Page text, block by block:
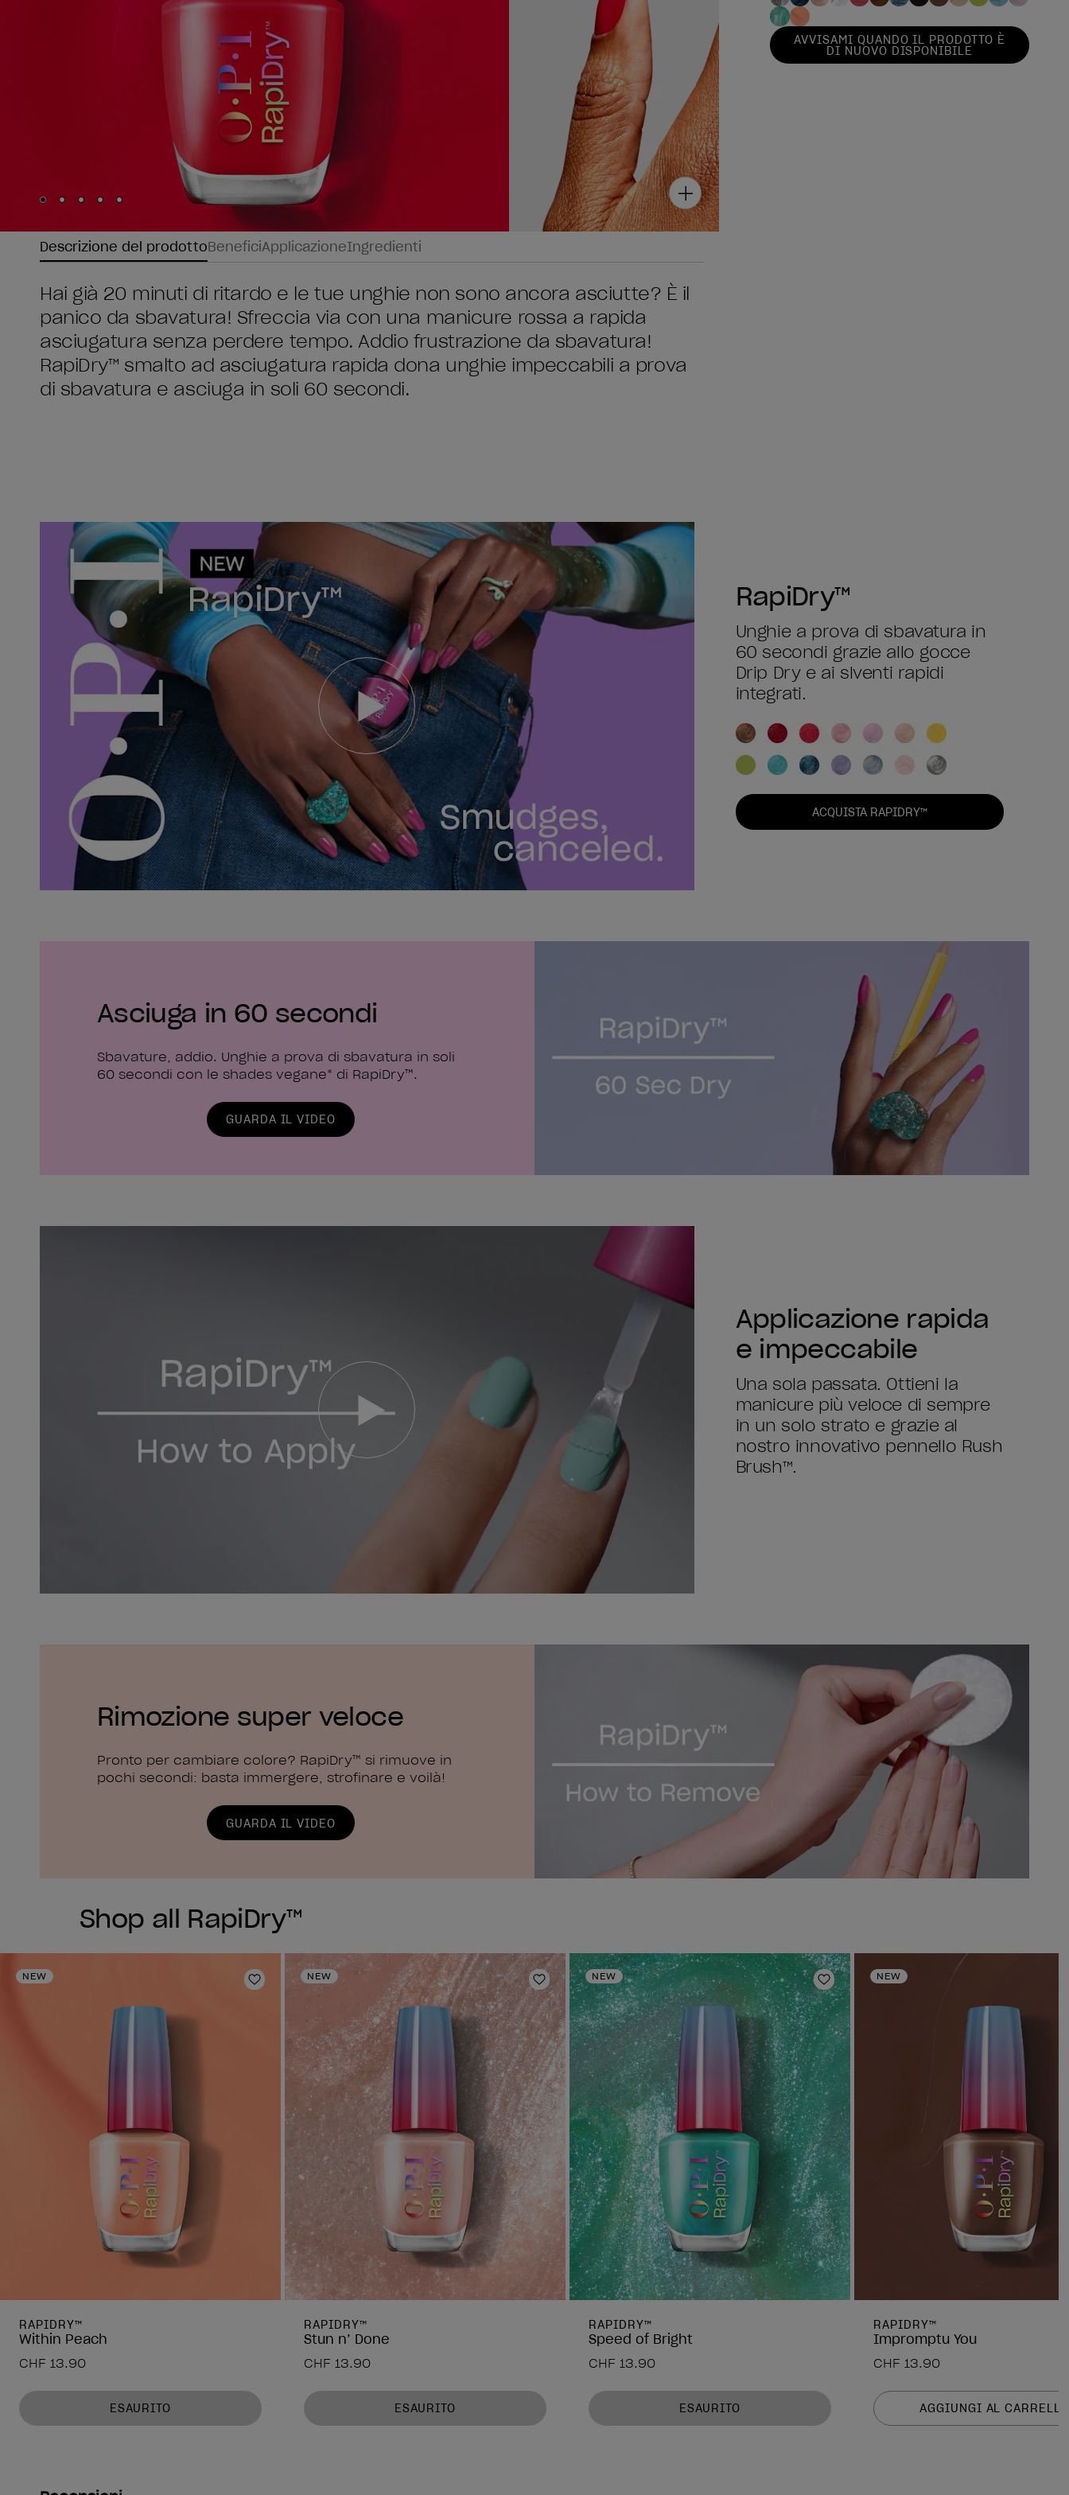
Skip to slide
Skip to slide
Skip to slide
Skip to slide 4
Skip to slide5
AVVISAMI QUANDO IL PRODOTTO È
DI NUOVO DISPONIBILE
Descrizione del prodottoBeneficiApplicazioneIngredienti
Hai già 20 minuti di ritardo e le tue unghie non sono ancora asciutte? È il
panico da sbavatura! Sfreccia via con una manicure rossa a rapida
asciugatura senza perdere tempo. Addio frustrazione da sbavatura!
RapiDry™ smalto ad asciugatura rapida dona unghie impeccabili a prova
di sbavatura e asciuga in soli 60 secondi.
RapiDry™
Unghie a prova di sbavatura in
60 secondi grazie allo gocce
Drip Dry e ai slventi rapidi
integrati.
ACQUISTA RAPIDRY™
Asciuga in 60 secondi
Sbavature, addio. Unghie a prova di sbavatura in soli
60 secondi con le shades vegane* di RapiDry™.
GUARDA IL VIDEO
Applicazione rapida
e impeccabile
Una sola passata. Ottieni la
manicure più veloce di sempre
in un solo strato e grazie al
nostro innovativo pennello Rush
Brush™.
Rimozione super veloce
Pronto per cambiare colore? RapiDry™ si rimuove in
pochi secondi: basta immergere, strofinare e voilà!
GUARDA IL VIDEO
Shop all RapiDry™
NEW
Aggiungi alla lista dei desideri
RAPIDRY™
Within Peach
CHF 13.90
ESAURITO
NEW
Aggiungi alla lista dei desideri
RAPIDRY™
Stun n’ Done
CHF 13.90
ESAURITO
NEW
Aggiungi alla lista dei desideri
RAPIDRY™
Speed of Bright
CHF 13.90
ESAURITO
NEW
RAPIDRY™
Impromptu You
CHF 13.90
AGGIUNGI AL